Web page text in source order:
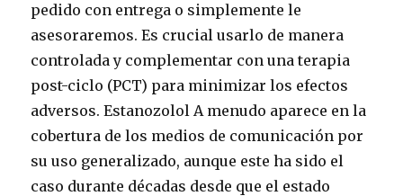
pedido con entrega o simplemente le
asesoraremos. Es crucial usarlo de manera
controlada y complementar con una terapia
post-ciclo (PCT) para minimizar los efectos
adversos. Estanozolol A menudo aparece en la
cobertura de los medios de comunicación por
su uso generalizado, aunque este ha sido el
caso durante décadas desde que el estado